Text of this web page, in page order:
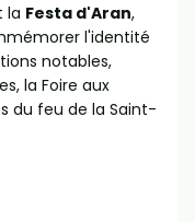
la Festa d'Aran,
l'identité
notables,
la Foire aux
du feu de la Saint-